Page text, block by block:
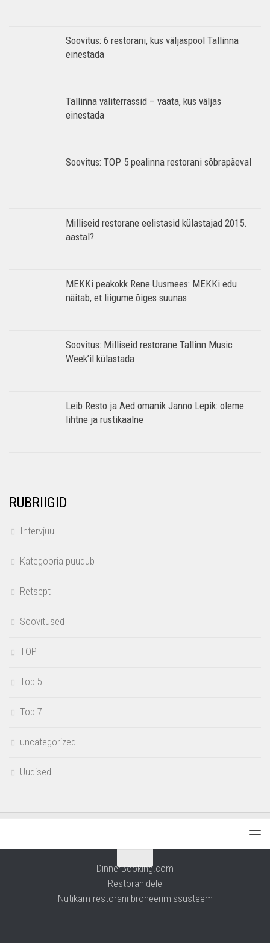
Soovitus: 6 restorani, kus väljaspool Tallinna
einestada
Tallinna väliterrassid – vaata, kus väljas
einestada
Soovitus: TOP 5 pealinna restorani sõbrapäeval
Milliseid restorane eelistasid külastajad 2015.
aastal?
MEKKi peakokk Rene Uusmees: MEKKi edu
näitab, et liigume õiges suunas
Soovitus: Milliseid restorane Tallinn Music
Week’il külastada
Leib Resto ja Aed omanik Janno Lepik: oleme
lihtne ja rustikaalne
RUBRIIGID
Intervjuu
Kategooria puudub
Retsept
Soovitused
TOP
Top 5
Top 7
uncategorized
Uudised
DinnerBooking.com
Restoranidele
Nutikam restorani broneerimissüsteem